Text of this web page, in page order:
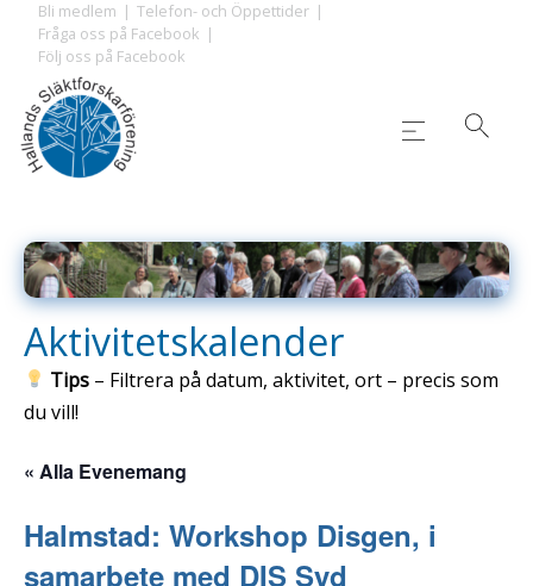
content
Bli medlem
Telefon- och Öppettider
Fråga oss på Facebook
Följ oss på Facebook
Aktivitetskalender
Tips – Filtrera på datum, aktivitet, ort – precis som
du vill!
« Alla Evenemang
Halmstad: Workshop Disgen, i
samarbete med DIS Syd